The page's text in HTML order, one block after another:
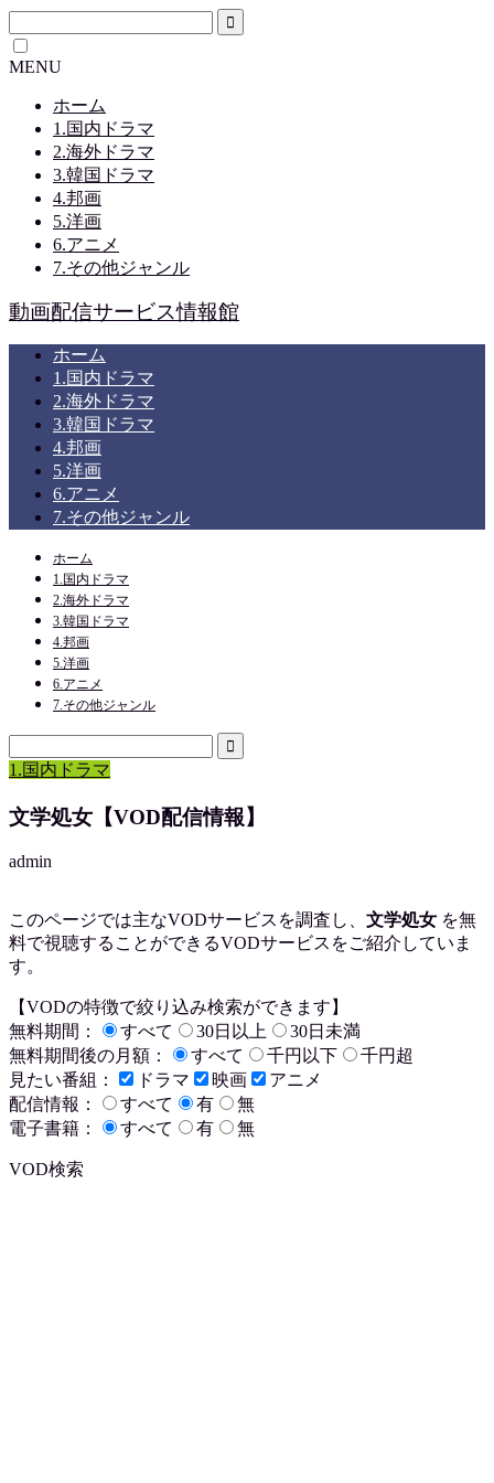
MENU
ホーム
1.国内ドラマ
2.海外ドラマ
3.韓国ドラマ
4.邦画
5.洋画
6.アニメ
7.その他ジャンル
動画配信サービス情報館
ホーム
1.国内ドラマ
2.海外ドラマ
3.韓国ドラマ
4.邦画
5.洋画
6.アニメ
7.その他ジャンル
ホーム
1.国内ドラマ
2.海外ドラマ
3.韓国ドラマ
4.邦画
5.洋画
6.アニメ
7.その他ジャンル
1.国内ドラマ
文学処女【VOD配信情報】
admin
このページでは主なVODサービスを調査し、 文学処女 を無
料で視聴することができるVODサービスをご紹介していま
す。
【VODの特徴で絞り込み検索ができます】
無料期間：
すべて 30日以上
30日未満
無料期間後の月額：
すべて 千円以下
千円超
見たい番組：
ドラマ 映画
アニメ
配信情報：
すべて 有
無
電子書籍：
すべて 有 無
VOD検索